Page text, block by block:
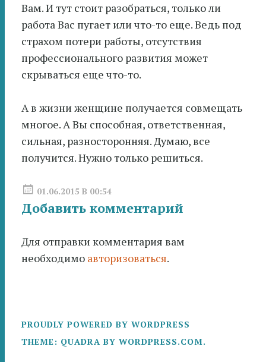
Вам. И тут стоит разобраться, только ли
работа Вас пугает или что-то еще. Ведь под
страхом потери работы, отсутствия
профессионального развития может
скрываться еще что-то.
А в жизни женщине получается совмещать
многое. А Вы способная, ответственная,
сильная, разносторонняя. Думаю, все
получится. Нужно только решиться.
01.06.2015 В 00:54
Добавить комментарий
Для отправки комментария вам
необходимо авторизоваться.
PROUDLY POWERED BY WORDPRESS
THEME: QUADRA BY WORDPRESS.COM.